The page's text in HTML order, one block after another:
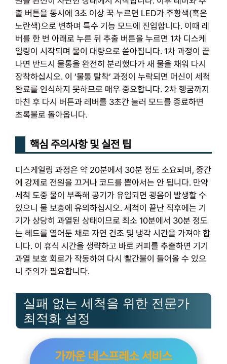
출 버튼을 동시에 3초 이상 꾹 누르면 LED가 주황색(혹은
노란색)으로 변하며 특수 기능 모드에 진입합니다. 이때 레
버를 한 번 아래로 누른 뒤 추출 버튼을 누르면 1차 디스케
일링이 시작되며 물이 대량으로 쏟아집니다. 1차 과정이 끝
나면 반드시 물통을 완전히 분리했다가 새 물을 채워 다시
장착하십시오. 이 ‘물통 탈착’ 과정이 누락되면 머신이 세척
완료를 인식하지 못하므로 매우 중요합니다. 2차 헹굼까지
마친 후 다시 버튼과 레버를 3초간 눌러 모드를 종료하면
초록불로 돌아옵니다.
핵심 주의사항 및 실전 팁
디스케일링 과정은 약 20분에서 30분 정도 소요되며, 중간
에 강제로 전원을 끄거나 코드를 뽑아서는 안 됩니다. 만약
세척 도중 물이 부족해 공기가 유입되면 굉음이 발생할 수
있으니 물 보충에 유의하십시오. 세척이 끝난 직후에는 기
기가 상당히 과열된 상태이므로 최소 10분에서 30분 정도
는 헤드를 열어둔 채로 자연 건조 및 냉각 시간을 가져야 합
니다. 이 휴식 시간을 생략하고 바로 커피를 추출하면 기기
과열 보호 회로가 작동하여 다시 빨간불이 들어올 수 있으
니 주의가 필요합니다.
실패 없는 세척을 위한 전문가
최적화 설정
가까운 네스프레소 서비스